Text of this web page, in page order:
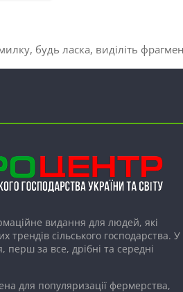
будь ласка, виділіть
видання для людей, які
трендів сільського господарства. У
перш за все, дрібні та середні
для популяризації фермерства,